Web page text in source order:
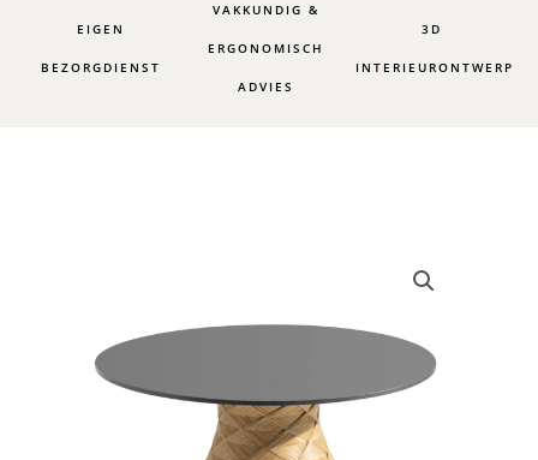
EIGEN
BEZORGDIENST
VAKKUNDIG &
ERGONOMISCH
ADVIES
3D
INTERIEURONTWERP